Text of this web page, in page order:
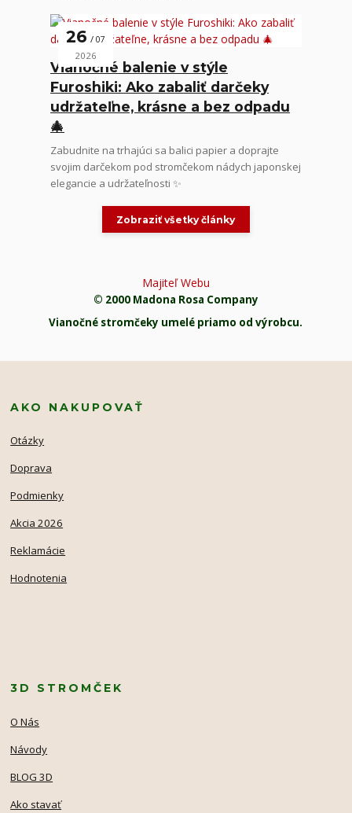
26 07
2026
Vianočné balenie v stýle
Furoshiki: Ako zabaliť darčeky
udržateľne, krásne a bez odpadu
🎄
Zabudnite na trhajúci sa balici papier a doprajte
svojim darčekom pod stromčekom nádych japonskej
elegancie a udržateľnosti ✨
Zobraziť všetky články
Majiteľ Webu
© 2000 Madona Rosa Company
Vianočné stromčeky umelé priamo od výrobcu.
AKO NAKUPOVAŤ
Otázky
Doprava
Podmienky
Akcia 2026
Reklamácie
Hodnotenia
3D STROMČEK
O Nás
Návody
BLOG 3D
Ako stavať